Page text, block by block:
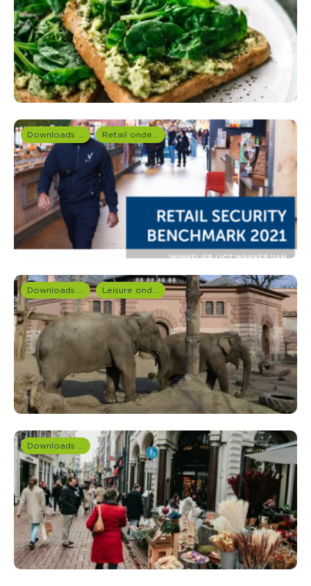
Downloads en rapportages Retail onderzoek
Downloads en rapportages Leisure onderzoek
Downloads en rapportages